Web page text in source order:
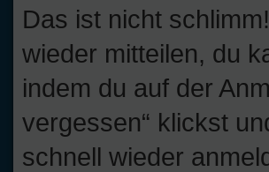
Das ist nicht
wieder mitteilen, du
indem du auf der
vergessen“ klickst
schnell wieder